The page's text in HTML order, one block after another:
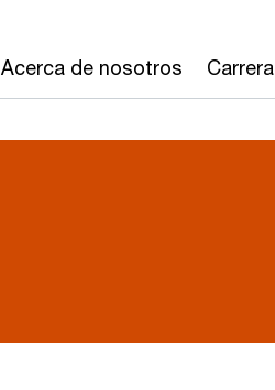
Acerca de nosotros Carrera